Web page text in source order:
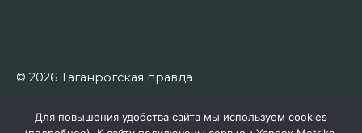
© 2026 Таганрогская правда
Для повышения удобства сайта мы используем cookies